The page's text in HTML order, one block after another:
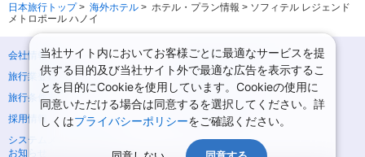
日本旅行トップ> 海外ホテル > ホテル・プラン情報 > ソフィテル レジェンド
メトロポール ハノイ
会社情報
プライバシーポリシー
旅行業登録票・約款
規約集
旅行条件書
ニュースリリース
採用情報
サイトマップ
システムメンテナンスの
お知らせ
当社サイト内においてお客様ごとに最適なサービスを提
供する目的及び当社サイト外で最適な広告を表示するこ
とを目的にCookieを使用しています。Cookieの使用に
同意いただける場合は同意するを選択してください。詳
しくはプライバシーポリシーをご確認ください。